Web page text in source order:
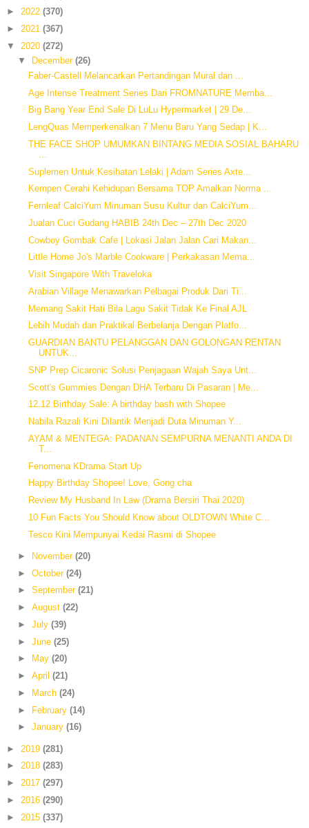
► 2022 (370)
► 2021 (367)
▼ 2020 (272)
▼
December (26)
Faber-Castell Melancarkan Pertandingan Mural dan ...
Age Intense Treatment Series Dari FROMNATURE Memba...
Big Bang Year End Sale Di LuLu Hypermarket | 29 De...
LengQuas Memperkenalkan 7 Menu Baru Yang Sedap | K...
THE FACE SHOP UMUMKAN BINTANG MEDIA SOSIAL BAHARU
Suplemen Untuk Kesihatan Lelaki | Adam Series Axte...
Kempen Cerahi Kehidupan Bersama TOP Amalkan Norma ...
Fernleaf CalciYum Minuman Susu Kultur dan CalciYum...
Jualan Cuci Gudang HABIB 24th Dec – 27th Dec 2020
Cowboy Gombak Cafe | Lokasi Jalan Jalan Cari Makan...
Little Home Jo's Marble Cookware | Perkakasan Mema...
Visit Singapore With Traveloka
Arabian Village Menawarkan Pelbagai Produk Dari Ti...
Memang Sakit Hati Bila Lagu Sakit Tidak Ke Final AJL
Lebih Mudah dan Praktikal Berbelanja Dengan Platfo...
GUARDIAN BANTU PELANGGAN DAN GOLONGAN RENTAN
UNTUK...
SNP Prep Cicaronic Solusi Penjagaan Wajah Saya Unt...
Scott's Gummies Dengan DHA Terbaru Di Pasaran | Me...
12.12 Birthday Sale: A birthday bash with Shopee
Nabila Razali Kini Dilantik Menjadi Duta Minuman Y...
AYAM & MENTEGA: PADANAN SEMPURNA MENANTI ANDA DI
T...
Fenomena KDrama Start Up
Happy Birthday Shopee! Love, Gong cha
Review My Husband In Law (Drama Bersiri Thai 2020)
10 Fun Facts You Should Know about OLDTOWN White C...
Tesco Kini Mempunyai Kedai Rasmi di Shopee
► November (20)
► October (24)
► September (21)
► August (22)
► July (39)
► June (25)
►
May (20)
► April (21)
►
March (24)
► February (14)
► January (16)
► 2019 (281)
► 2018 (283)
► 2017 (297)
► 2016 (290)
► 2015 (337)